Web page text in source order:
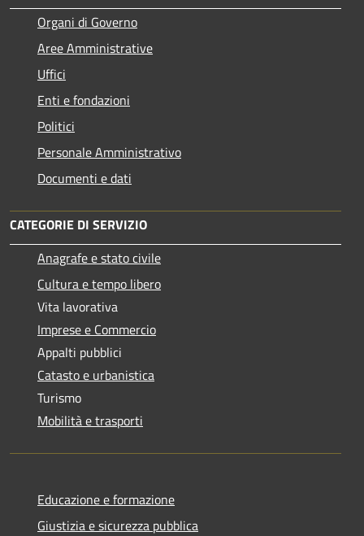
Organi di Governo
Aree Amministrative
Uffici
Enti e fondazioni
Politici
Personale Amministrativo
Documenti e dati
CATEGORIE DI SERVIZIO
Anagrafe e stato civile
Cultura e tempo libero
Vita lavorativa
Imprese e Commercio
Appalti pubblici
Catasto e urbanistica
Turismo
Mobilità e trasporti
Educazione e formazione
Giustizia e sicurezza pubblica